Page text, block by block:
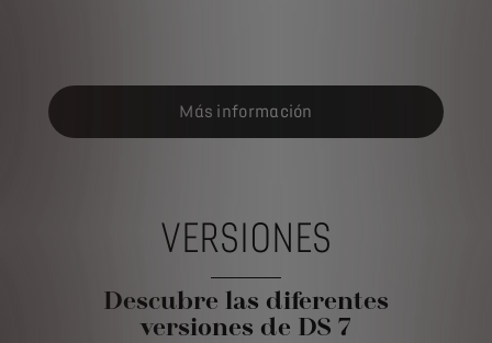
Más información
VERSIONES
Descubre las diferentes
versiones de DS 7